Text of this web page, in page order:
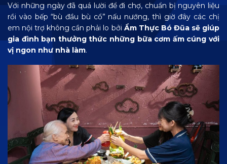
Với những ngày đã quá lười để đi chợ, chuẩn bị nguyên liệu
rồi vào bếp “bù đầu bù cổ” nấu nướng, thì giờ đây các chị
em nội trợ không cần phải lo bởi Ẩm Thực Bó Đũa sẽ giúp
gia đình bạn thưởng thức những bữa cơm ấm cúng với
vị ngon như nhà làm.